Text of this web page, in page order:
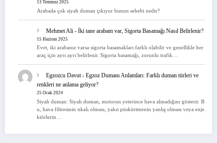
13 Temmuz 2025
Arabada çok siyah duman çıkıyor bunun sebebi nedir?
Mehmet Ali - İki tane arabam var, Sigorta Basamağı Nasıl Belirlenir?
15 Haziran 2025
Evet, iki arabanız varsa sigorta basamakları farklı olabilir ve genellikle her
araç için ayrı ayrı belirlenir. Sigorta basamağı, zorunlu trafik…
Egzozcu Davut- Egzoz Dumanı Anlamları: Farklı duman türleri ve
renkleri ne anlama geliyor?
25 Ocak 2024
Siyah duman: Siyah duman, motorun yeterince hava almadığını gösterir. B
u, hava filtresinin tıkalı olması, yakıt püskürtmenin yanlış olması veya enje
ktörlerin…